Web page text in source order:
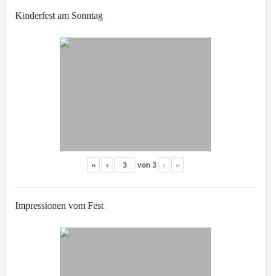
Kinderfest am Sonntag
« ‹ von 3 › »
Impressionen vom Fest